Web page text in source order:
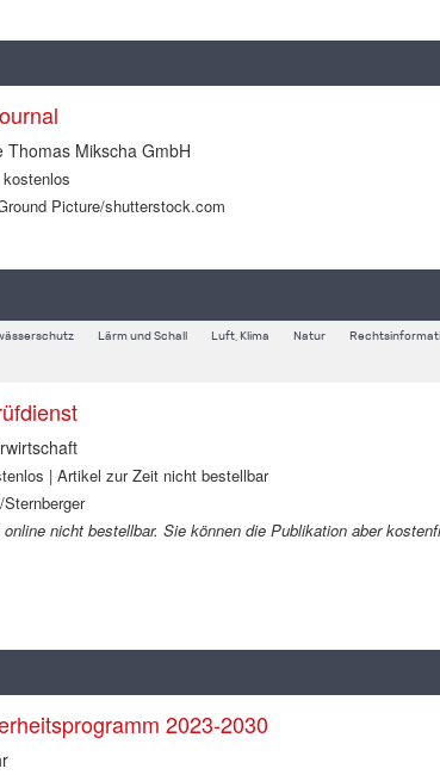
Thomas Mikscha GmbH
Picture/shutterstock.com
Lärm und Schall Luft, Klima Natur
| Artikel zur Zeit nicht bestellbar
nicht bestellbar. Sie können die Publikation aber
2023-2030